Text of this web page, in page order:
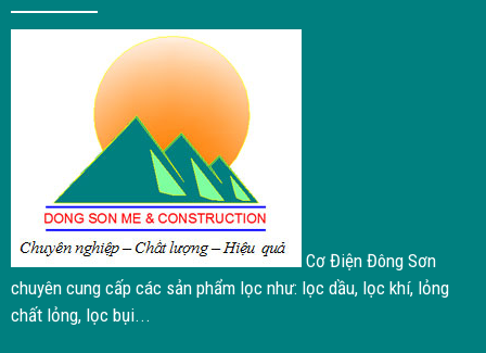
Cơ Điện Đông Sơn
chuyên cung cấp các sản phẩm lọc như: lọc dầu, lọc khí, lỏng
chất lỏng, lọc bụi...